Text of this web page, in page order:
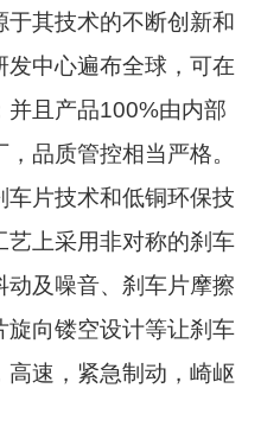
于其技术的不断创新和
发中心遍布全球，可在
并且产品100%由内部
品质管控相当严格。
片技术和低铜环保技
艺上采用非对称的刹车
动及噪音、刹车片摩擦
向镂空设计等让刹车
高速，紧急制动，崎岖